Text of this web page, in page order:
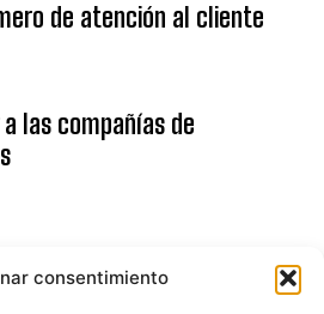
consentimiento
de atención al cliente
las compañías de
DEL CANAL